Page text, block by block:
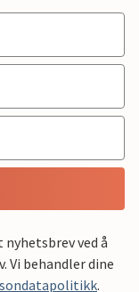
ved å
Vi behandler dine
.